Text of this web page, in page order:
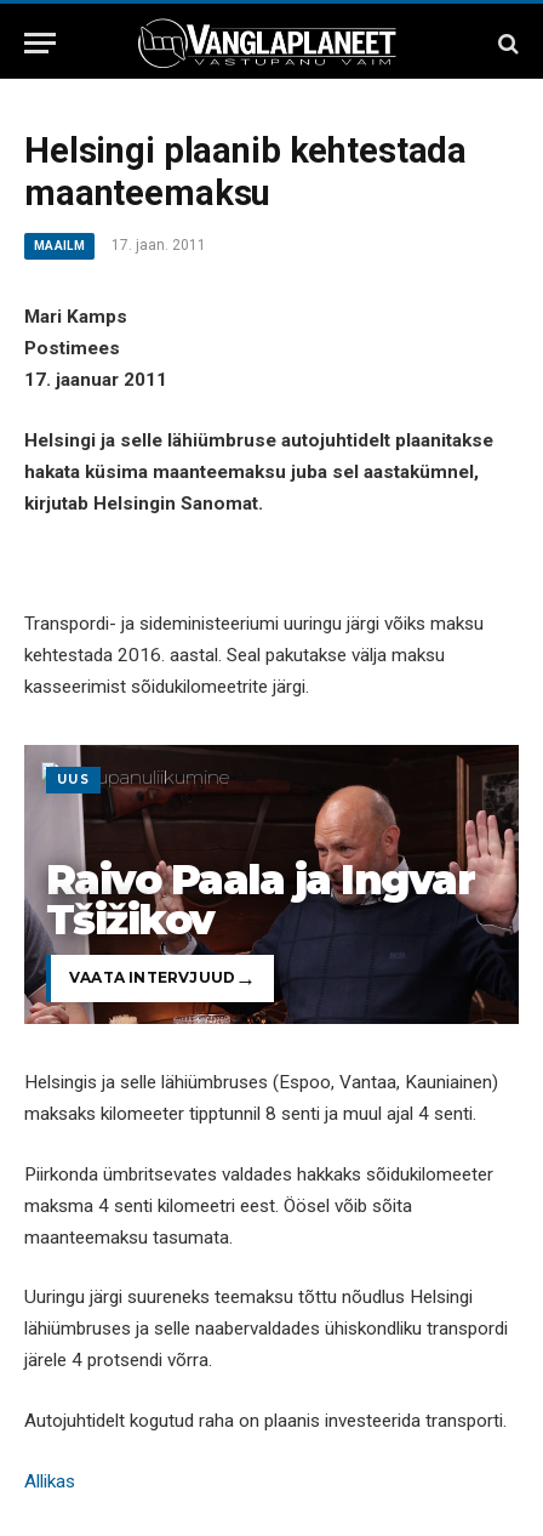
Helsingi plaanib kehtestada
maanteemaksu
MAAILM 17. jaan. 2011
Mari Kamps
Postimees
17. jaanuar 2011
Helsingi ja selle lähiümbruse autojuhtidelt plaanitakse
hakata küsima maanteemaksu juba sel aastakümnel,
kirjutab Helsingin Sanomat.
Transpordi- ja sideministeeriumi uuringu järgi võiks maksu
kehtestada 2016. aastal. Seal pakutakse välja maksu
kasseerimist sõidukilomeetrite järgi.
UUS
Raivo Paala ja Ingvar
Tšižikov
VAATA INTERVJUUD
Helsingis ja selle lähiümbruses (Espoo, Vantaa, Kauniainen)
maksaks kilomeeter tipptunnil 8 senti ja muul ajal 4 senti.
Piirkonda ümbritsevates valdades hakkaks sõidukilomeeter
maksma 4 senti kilomeetri eest. Öösel võib sõita
maanteemaksu tasumata.
Uuringu järgi suureneks teemaksu tõttu nõudlus Helsingi
lähiümbruses ja selle naabervaldades ühiskondliku transpordi
järele 4 protsendi võrra.
Autojuhtidelt kogutud raha on plaanis investeerida transporti.
Allikas